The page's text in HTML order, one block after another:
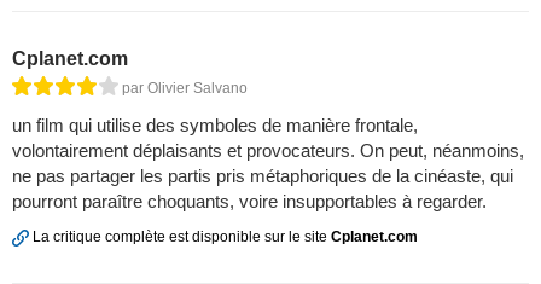
Cplanet.com
par Olivier Salvano
un film qui utilise des symboles de manière frontale,
volontairement déplaisants et provocateurs. On peut, néanmoins,
ne pas partager les partis pris métaphoriques de la cinéaste, qui
pourront paraître choquants, voire insupportables à regarder.
La critique complète est disponible sur le site Cplanet.com